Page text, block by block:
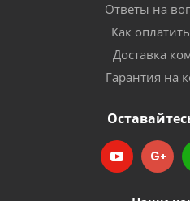
Ответы на
Как
Доставка
Гарантия на